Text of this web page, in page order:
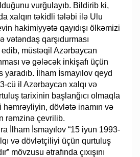
vurğulayıb. Bildirib ki,
xalqın təkidli tələbi ilə Ulu
hakimiyyətə qayıdışı ölkəmizi
vətəndaş qarşıdurması
müstəqil Azərbaycan
və gələcək inkişafı üçün
İlham İsmayılov qeyd
cü il Azərbaycan xalqı və
tarixinin başlanğıcı olmaqla
həmrəyliyin, dövlətə inamın və
rəmzinə çevrilib.
İlham İsmayılov “15 iyun 1993-
və dövlətçiliyi üçün qurtuluş
mövzusu ətrafında çıxışını